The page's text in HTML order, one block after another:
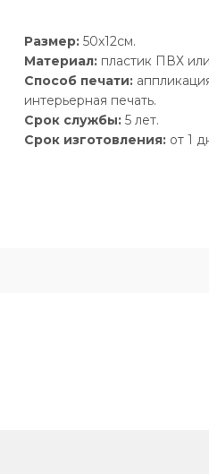
Размер:50х12см.
Материал:пластик ПВХ
Способ печати:
интерьерная печать.
Срок службы:5 лет.
Срок изготовления:от 1